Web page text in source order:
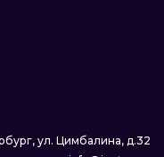
ул. Цимбалина, д.32